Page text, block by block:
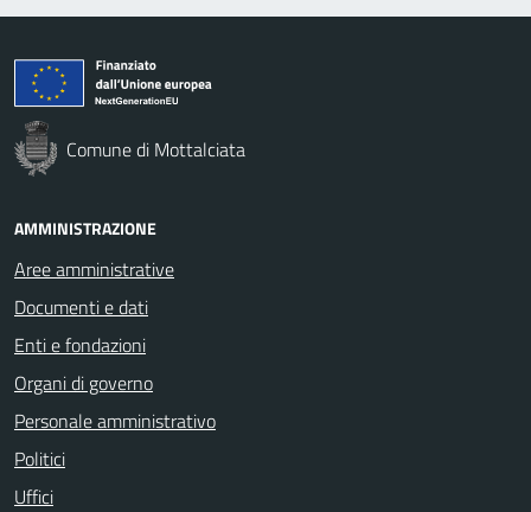
Comune di Mottalciata
AMMINISTRAZIONE
Aree amministrative
Documenti e dati
Enti e fondazioni
Organi di governo
Personale amministrativo
Politici
Uffici